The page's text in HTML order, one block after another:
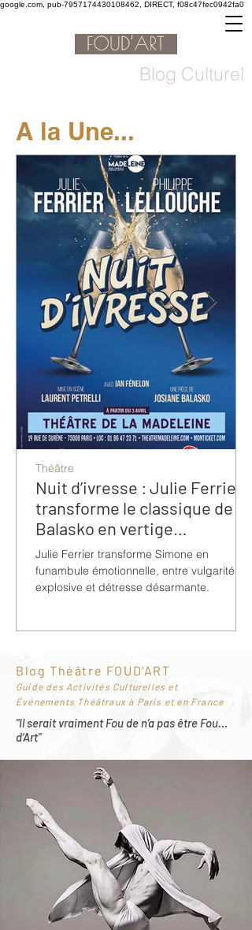
google.com, pub-7957174430108462, DIRECT, f08c47fec0942fa0
Blog Culturel
A la Une...
Nuit d’ivresse : Julie Ferrier
transforme le classique de
Balasko en vertige
bouleversant
Julie Ferrier transforme Simone en
funambule émotionnelle, entre vulgarité
explosive et détresse désarmante.
Théâtre
Blog Théâtre FOUD'ART
Guide des Activités Culturelles et
Événements Théâtraux à Paris et en France
"Il serait vraiment Fou de n’a pas être Fou…
d’Art"